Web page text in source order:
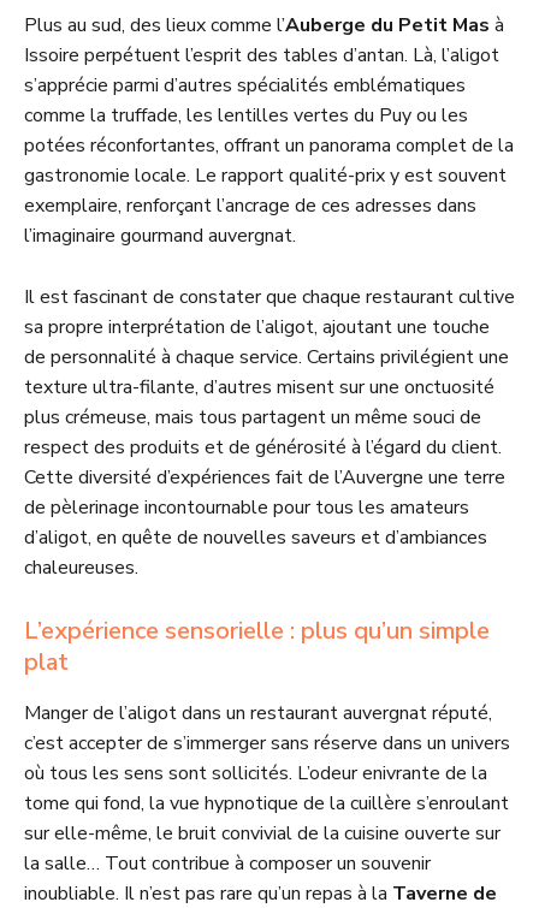
Plus au sud, des lieux comme l’Auberge du Petit Mas à
Issoire perpétuent l’esprit des tables d’antan. Là, l’aligot
s’apprécie parmi d’autres spécialités emblématiques
comme la truffade, les lentilles vertes du Puy ou les
potées réconfortantes, offrant un panorama complet de la
gastronomie locale. Le rapport qualité-prix y est souvent
exemplaire, renforçant l’ancrage de ces adresses dans
l’imaginaire gourmand auvergnat.
Il est fascinant de constater que chaque restaurant cultive
sa propre interprétation de l’aligot, ajoutant une touche
de personnalité à chaque service. Certains privilégient une
texture ultra-filante, d’autres misent sur une onctuosité
plus crémeuse, mais tous partagent un même souci de
respect des produits et de générosité à l’égard du client.
Cette diversité d’expériences fait de l’Auvergne une terre
de pèlerinage incontournable pour tous les amateurs
d’aligot, en quête de nouvelles saveurs et d’ambiances
chaleureuses.
L’expérience sensorielle : plus qu’un simple
plat
Manger de l’aligot dans un restaurant auvergnat réputé,
c’est accepter de s’immerger sans réserve dans un univers
où tous les sens sont sollicités. L’odeur enivrante de la
tome qui fond, la vue hypnotique de la cuillère s’enroulant
sur elle-même, le bruit convivial de la cuisine ouverte sur
la salle… Tout contribue à composer un souvenir
inoubliable. Il n’est pas rare qu’un repas à la Taverne de